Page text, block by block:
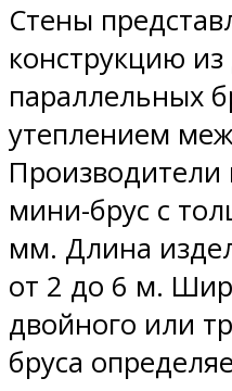
Стены
конструкцию
параллельных
утеплением
Производители
мини-брус с
мм. Длина
от 2 до 6 м.
двойного или
бруса